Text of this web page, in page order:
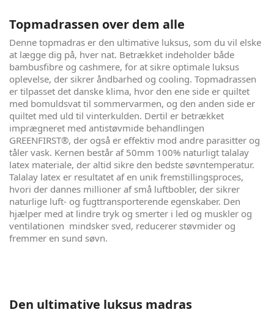
Topmadrassen over dem alle
Denne topmadras er den ultimative luksus, som du vil elske
at lægge dig på, hver nat. Betrækket indeholder både
bambusfibre og cashmere, for at sikre optimale luksus
oplevelse, der sikrer åndbarhed og cooling. Topmadrassen
er tilpasset det danske klima, hvor den ene side er quiltet
med bomuldsvat til sommervarmen, og den anden side er
quiltet med uld til vinterkulden. Dertil er betrækket
imprægneret med antistøvmide behandlingen
GREENFIRST®, der også er effektiv mod andre parasitter og
tåler vask. Kernen består af 50mm 100% naturligt talalay
latex materiale, der altid sikre den bedste søvntemperatur.
Talalay latex er resultatet af en unik fremstillingsproces,
hvori der dannes millioner af små luftbobler, der sikrer
naturlige luft- og fugttransporterende egenskaber. Den
hjælper med at lindre tryk og smerter i led og muskler og
ventilationen mindsker sved, reducerer støvmider og
fremmer en sund søvn.
Den ultimative luksus madras